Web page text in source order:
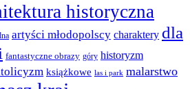
historyczna
artyści młodopolscy charaktery dla
fantastyczne obrazy góry historyzm
książkowe las i park malarstwo